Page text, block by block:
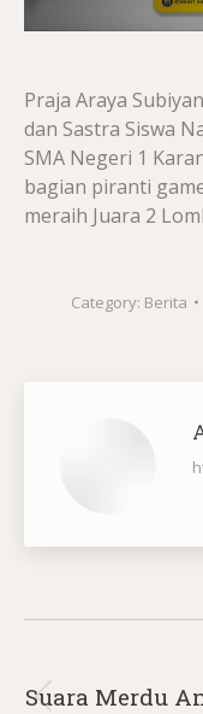
Praja Araya
dan Sastra Siswa
SMA Negeri 1
bagian piranti
meraih Juara 2
Category: Berita
Suara Merdu